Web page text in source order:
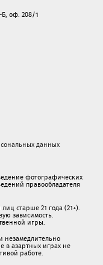
Б, оф. 208/1
данных
фотографических
правообладателя
старше 21 года (21+).
зависимость.
игры.
незамедлительно
в азартных играх не
работе.